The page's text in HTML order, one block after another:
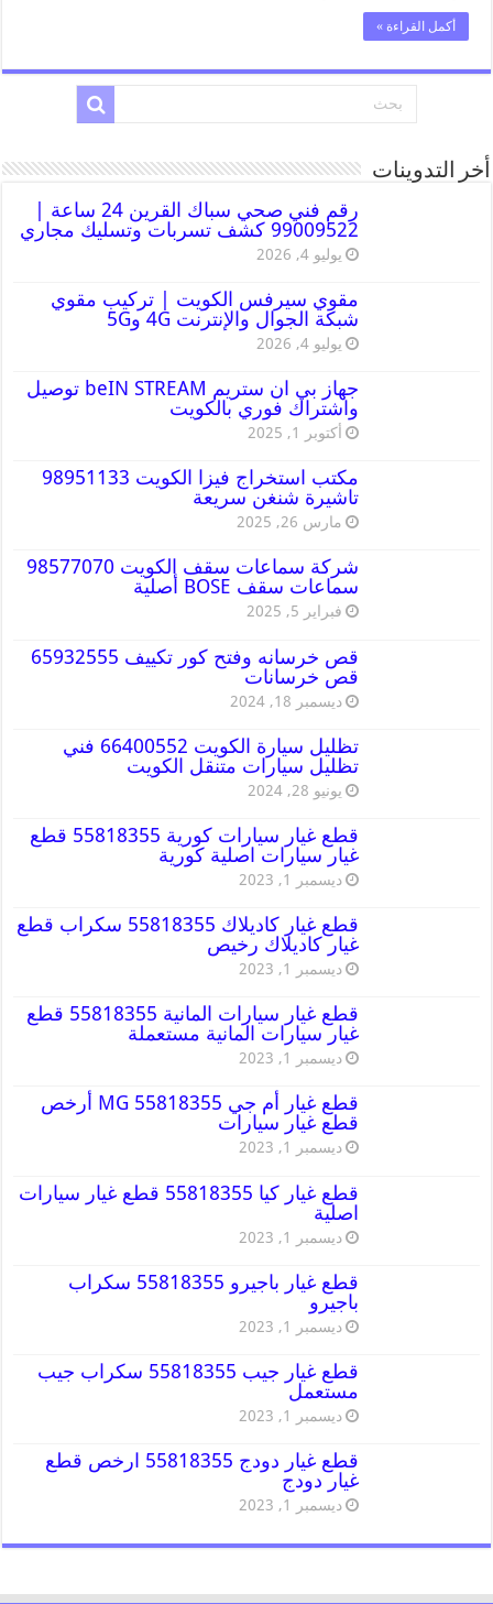
أكمل القراءة »
أخر التدوينات
رقم فني صحي سباك القرين 24 ساعة |
99009522 كشف تسربات وتسليك مجاري
يوليو 4, 2026
مقوي سيرفس الكويت | تركيب مقوي
شبكة الجوال والإنترنت 4G و5G
يوليو 4, 2026
جهاز بي ان ستريم beIN STREAM توصيل
واشتراك فوري بالكويت
أكتوبر 1, 2025
مكتب استخراج فيزا الكويت 98951133
تاشيرة شنغن سريعة
مارس 26, 2025
شركة سماعات سقف الكويت 98577070
سماعات سقف BOSE أصلية
فبراير 5, 2025
قص خرسانه وفتح كور تكييف 65932555
قص خرسانات
ديسمبر 18, 2024
تظليل سيارة الكويت 66400552 فني
تظليل سيارات متنقل الكويت
يونيو 28, 2024
قطع غيار سيارات كورية 55818355 قطع
غيار سيارات اصلية كورية
ديسمبر 1, 2023
قطع غيار كاديلاك 55818355 سكراب قطع
غيار كاديلاك رخيص
ديسمبر 1, 2023
قطع غيار سيارات المانية 55818355 قطع
غيار سيارات المانية مستعملة
ديسمبر 1, 2023
قطع غيار أم جي MG 55818355 أرخص
قطع غيار سيارات
ديسمبر 1, 2023
قطع غيار كيا 55818355 قطع غيار سيارات
اصلية
ديسمبر 1, 2023
قطع غيار باجيرو 55818355 سكراب
باجيرو
ديسمبر 1, 2023
قطع غيار جيب 55818355 سكراب جيب
مستعمل
ديسمبر 1, 2023
قطع غيار دودج 55818355 ارخص قطع
غيار دودج
ديسمبر 1, 2023